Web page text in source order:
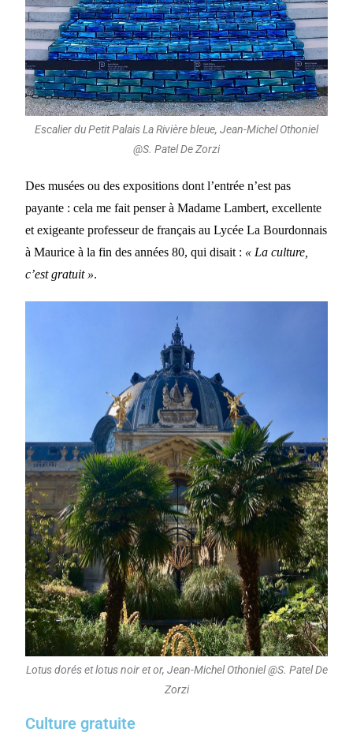
Escalier du Petit Palais La Rivière bleue, Jean-Michel Othoniel
@S. Patel De Zorzi
Des musées ou des expositions dont l’entrée n’est pas
payante : cela me fait penser à Madame Lambert, excellente
et exigeante professeur de français au Lycée La Bourdonnais
à Maurice à la fin des années 80, qui disait : « La culture,
c’est gratuit ».
Lotus dorés et lotus noir et or, Jean-Michel Othoniel @S. Patel De
Zorzi
Culture gratuite